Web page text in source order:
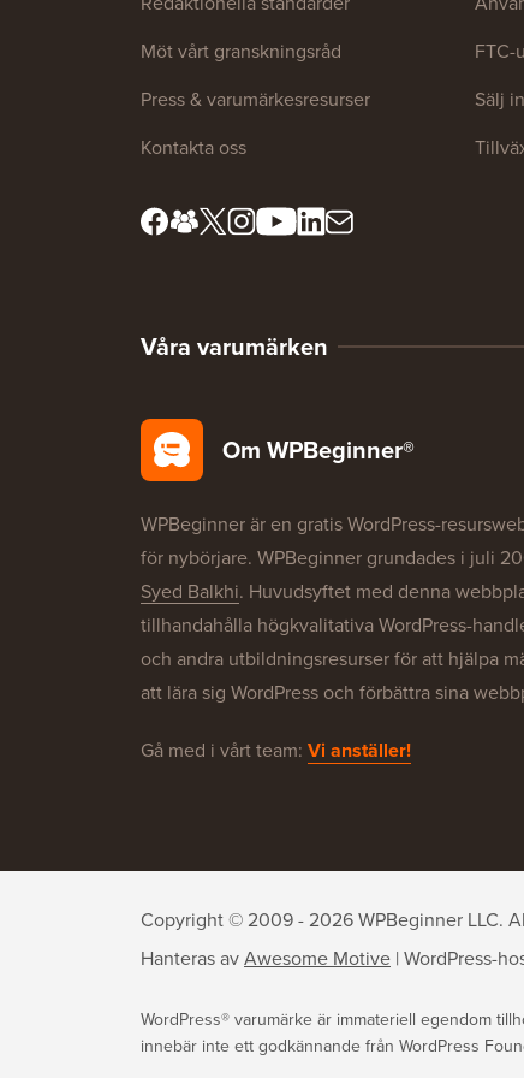
Möt vårt granskningsråd
Press & varumärkesresurser
Kontakta oss
FTC-
Sälj
Våra varumärken
Om WPBeginner®
WPBeginner är en gratis WordPress-
för nybörjare. WPBeginner grundades i juli
Syed Balkhi. Huvudsyftet med denna
tillhandahålla högkvalitativa WordPress-
och andra utbildningsresurser för att hjälpa
att lära sig WordPress och förbättra sina
Gå med i vårt team: Vi anställer!
Copyright © 2009 - 2026 WPBeginner LLC.
Hanteras avAwesome Motive | WordPress-
WordPress® varumärke är immateriell egendom
innebär inte ett godkännande från WordPress